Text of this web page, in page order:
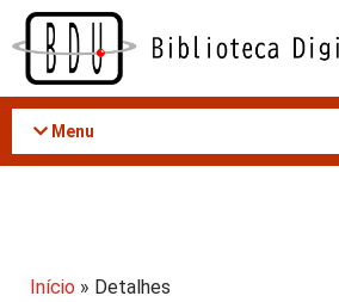
Acessar
conteúdo
Menu
Início » Detalhes